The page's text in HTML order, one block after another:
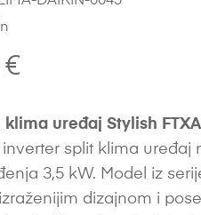
€
klima uređaj Stylish
inverter split klima uređaj
3,5 kW. Model iz
dizajnom i